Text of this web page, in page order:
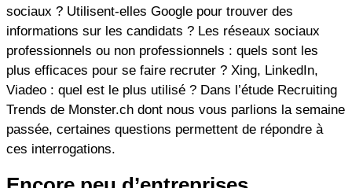
sociaux ? Utilisent-elles Google pour trouver des
informations sur les candidats ? Les réseaux sociaux
professionnels ou non professionnels : quels sont les
plus efficaces pour se faire recruter ? Xing, LinkedIn,
Viadeo : quel est le plus utilisé ? Dans l’étude Recruiting
Trends de Monster.ch dont nous vous parlions la semaine
passée, certaines questions permettent de répondre à
ces interrogations.